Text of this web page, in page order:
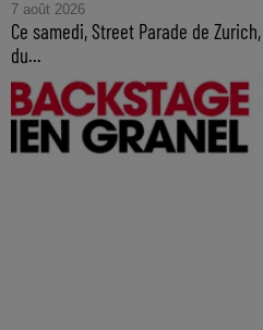
7 août 2026
Ce samedi, Street Parade de
du...